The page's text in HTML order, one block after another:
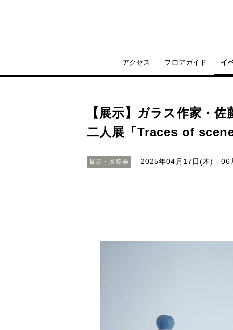
アクセス フロアガイド イ
【展示】ガラス作家・
二人展「Traces of
展示・展覧会 2025年04月17日(木) - 06